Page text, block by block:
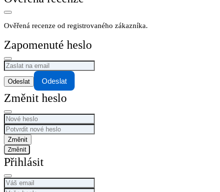
Ověřená recenze od registrovaného zákazníka.
Zapomenuté heslo
Odeslat
Změnit heslo
Změnit
Přihlásit